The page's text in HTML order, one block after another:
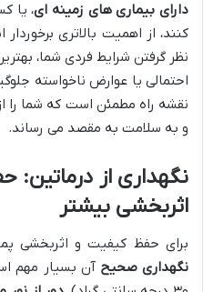
دارای بیماری های زمینه ای، یا
کنند، از اهمیت بالاتری
نظر گرفتن شرایط فردی شما،
احتمالی یا عوارض ناخواسته
نقشه راه مطمئن است که شما را
و به سلامت به مقصد می رساند.
نگهداری از درماتین:
اثربخشی بیشتر
برای حفظ کیفیت و اثربخشی
نگهداری صحیح آن بسیار مهم